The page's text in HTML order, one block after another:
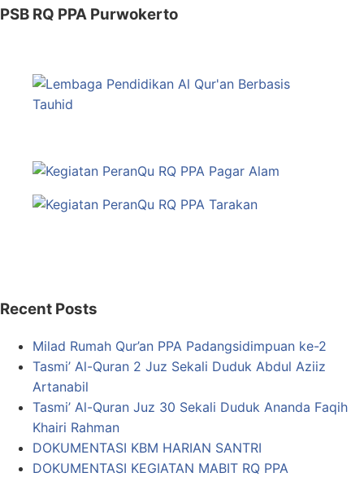
PSB RQ PPA Purwokerto
Recent Posts
Milad Rumah Qur’an PPA Padangsidimpuan ke-2
Tasmi’ Al-Quran 2 Juz Sekali Duduk Abdul Aziiz
Artanabil
Tasmi’ Al-Quran Juz 30 Sekali Duduk Ananda Faqih
Khairi Rahman
DOKUMENTASI KBM HARIAN SANTRI
DOKUMENTASI KEGIATAN MABIT RQ PPA